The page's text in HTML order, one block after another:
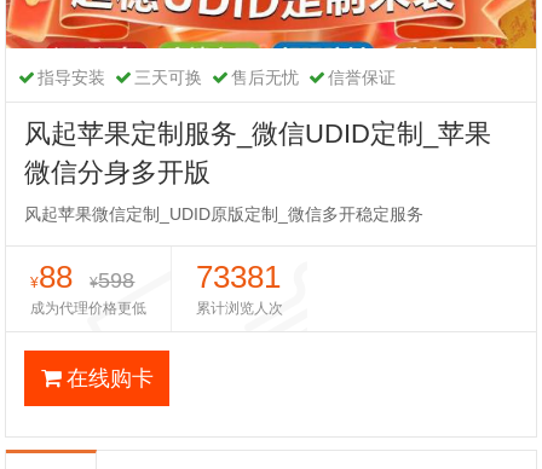
指导安装 三天可换 售后无忧 信誉保证
风起苹果定制服务_微信UDID定制_苹果
微信分身多开版
风起苹果微信定制_UDID原版定制_微信多开稳定服务
¥88 ¥598
成为代理价格更低
73381
累计浏览人次
在线购卡